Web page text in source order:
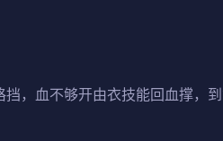
挡，血不够开由衣技能回血撑